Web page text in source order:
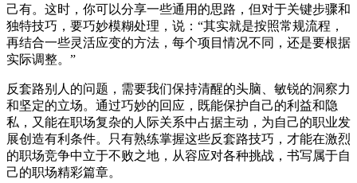
己有。这时，你可以分享一些通用的思路，但对于关键步骤和
独特技巧，要巧妙模糊处理，说：“其实就是按照常规流程，
再结合一些灵活应变的方法，每个项目情况不同，还是要根据
实际调整。”
反套路别人的问题，需要我们保持清醒的头脑、敏锐的洞察力
和坚定的立场。通过巧妙的回应，既能保护自己的利益和隐
私，又能在职场复杂的人际关系中占据主动，为自己的职业发
展创造有利条件。只有熟练掌握这些反套路技巧，才能在激烈
的职场竞争中立于不败之地，从容应对各种挑战，书写属于自
己的职场精彩篇章。